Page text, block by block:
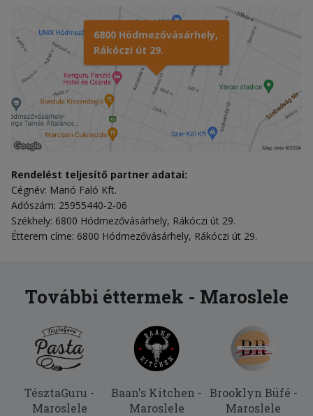
6800 Hódmezővásárhely,
Rákóczi út 29.
Rendelést teljesítő partner adatai:
Cégnév: Manó Faló Kft.
Adószám: 25955440-2-06
Székhely: 6800 Hódmezővásárhely, Rákóczi út 29.
Étterem címe: 6800 Hódmezővásárhely, Rákóczi út 29.
További éttermek - Maroslele
TésztaGuru -
Maroslele
Baan's Kitchen -
Maroslele
Brooklyn Büfé -
Maroslele